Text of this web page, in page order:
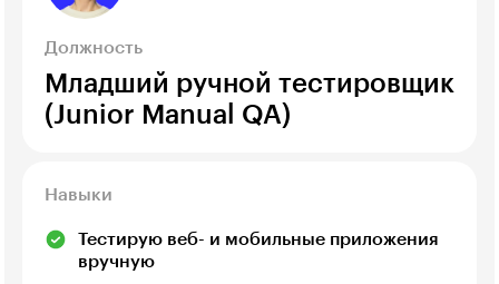
Должность
Младший ручной тестировщик
(Junior Manual QA)
Навыки
Тестирую веб- и мобильные приложения
вручную